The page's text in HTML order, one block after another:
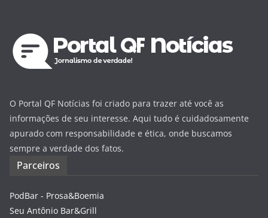
O Portal QF Notícias foi criado para trazer até você as
informações de seu interesse. Aqui tudo é cuidadosamente
apurado com responsabilidade e ética, onde buscamos
sempre a verdade dos fatos.
Parceiros
PodBar - Prosa&Boemia
Seu Antônio Bar&Grill